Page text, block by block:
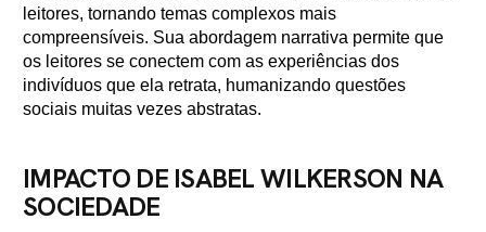
leitores, tornando temas complexos mais
compreensíveis. Sua abordagem narrativa permite que
os leitores se conectem com as experiências dos
indivíduos que ela retrata, humanizando questões
sociais muitas vezes abstratas.
IMPACTO DE ISABEL WILKERSON NA
SOCIEDADE